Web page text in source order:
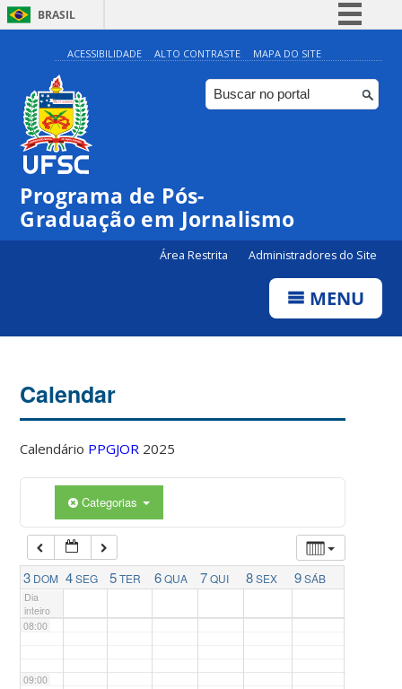
BRASIL
Simplifique!
Comunica BR
Participe
ACESSIBILIDADE ALTO CONTRASTE MAPA DO SITE
Programa de Pós-
Graduação em Jornalismo
Área Restrita Administradores do Site
MENU
Calendar
Calendário PPGJOR 2025
Categorias
3 DOM 4SEG 5TER 6QUA 7QUI 8SEX 9SÁB
Dia
inteiro
00:00
07:00
08:00
09:00